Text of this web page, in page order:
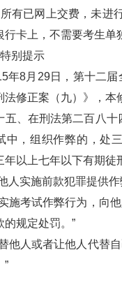
已网上交费，未进行
行卡上，不需要考生单
提示
8月29日，第十二届
法修正案（九）》，本
在刑法第二百八十
中，组织作弊的，处
年以上七年以下有期徒
实施前款犯罪提供作
考试作弊行为，向他
的规定处罚。”
人或者让他人代替自
”